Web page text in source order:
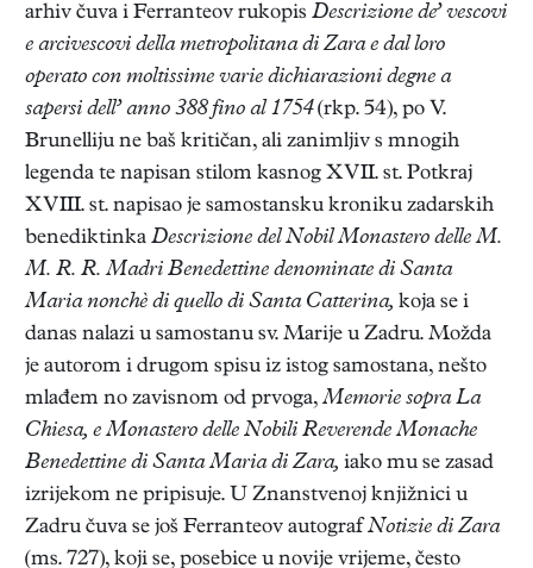
arhiv čuva i Ferranteov rukopis Descrizione de’ vescovi
e arcivescovi della metropolitana di Zara e dal loro
operato con moltissime varie dichiarazioni degne a
sapersi dell’ anno 388 fino al 1754(rkp. 54), po V.
Brunelliju ne baš kritičan, ali zanimljiv s mnogih
legenda te napisan stilom kasnog XVII. st. Potkraj
XVIII. st. napisao je samostansku kroniku zadarskih
benediktinka Descrizione del Nobil Monastero delle M.
M. R. R. Madri Benedettine denominate di Santa
Maria nonchè di quello di Santa Catterina, koja se i
danas nalazi u samostanu sv. Marije u Zadru. Možda
je autorom i drugom spisu iz istog samostana, nešto
mlađem no zavisnom od prvoga,Memorie sopra La
Chiesa, e Monastero delle Nobili Reverende Monache
Benedettine di Santa Maria di Zara, iako mu se zasad
izrijekom ne pripisuje. U Znanstvenoj knjižnici u
Zadru čuva se još Ferranteov autografNotizie di Zara
(ms. 727), koji se, posebice u novije vrijeme, često